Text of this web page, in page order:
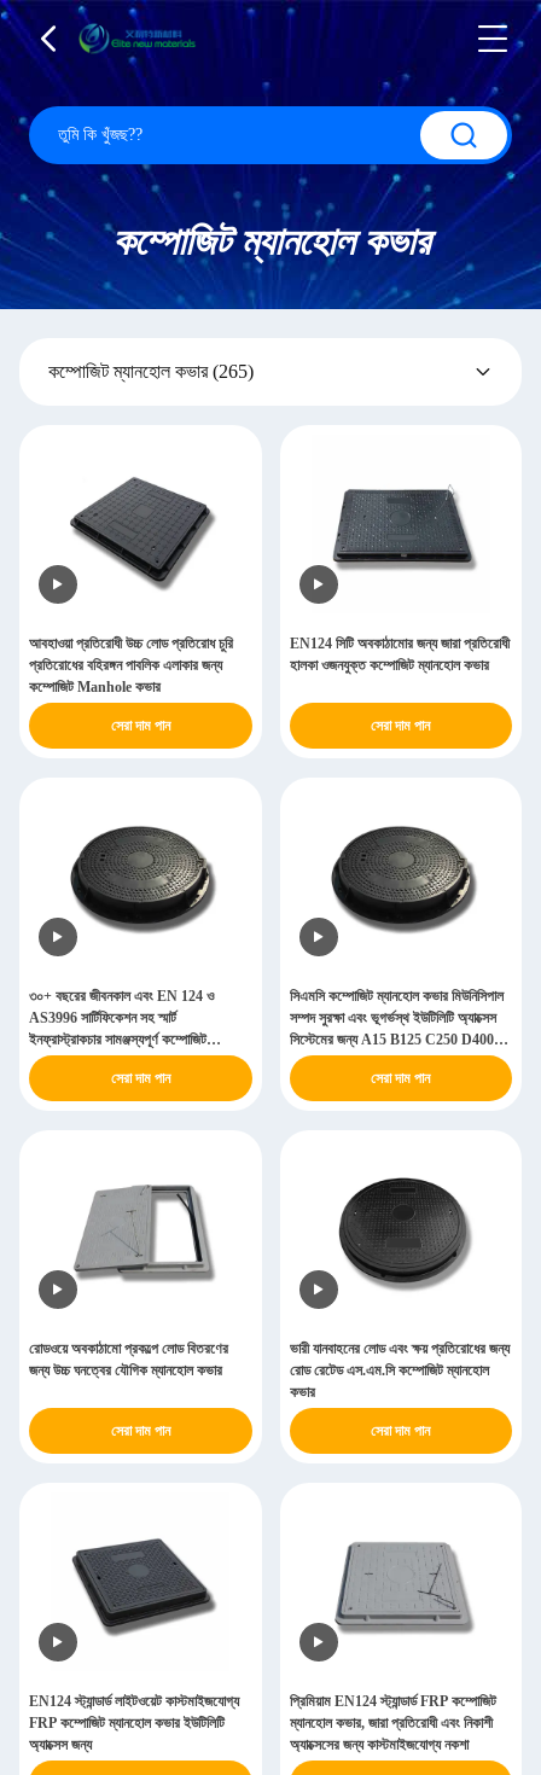
কম্পোজিট ম্যানহোল কভার
কম্পোজিট ম্যানহোল কভার(265)
আবহাওয়া প্রতিরোধী উচ্চ লোড প্রতিরোধ চুরি
প্রতিরোধের বহিরঙ্গন পাবলিক এলাকার জন্য
কম্পোজিট Manhole কভার
সেরা দাম পান
EN124 সিটি অবকাঠামোর জন্য জারা প্রতিরোধী
হালকা ওজনযুক্ত কম্পোজিট ম্যানহোল কভার
সেরা দাম পান
৩০+ বছরের জীবনকাল এবং EN 124 ও
AS3996 সার্টিফিকেশন সহ স্মার্ট
ইনফ্রাস্ট্রাকচার সামঞ্জস্যপূর্ণ কম্পোজিট
ম্যানহোল কভার
সেরা দাম পান
সিএমসি কম্পোজিট ম্যানহোল কভার মিউনিসিপাল
সম্পদ সুরক্ষা এবং ভূগর্ভস্থ ইউটিলিটি অ্যাক্সেস
সিস্টেমের জন্য A15 B125 C250 D400
লোড রেটিং সহ
সেরা দাম পান
রোডওয়ে অবকাঠামো প্রকল্পে লোড বিতরণের
জন্য উচ্চ ঘনত্বের যৌগিক ম্যানহোল কভার
সেরা দাম পান
ভারী যানবাহনের লোড এবং ক্ষয় প্রতিরোধের জন্য
রোড রেটেড এস.এম.সি কম্পোজিট ম্যানহোল
কভার
সেরা দাম পান
EN124 স্ট্যান্ডার্ড লাইটওয়েট কাস্টমাইজযোগ্য
FRP কম্পোজিট ম্যানহোল কভার ইউটিলিটি
অ্যাক্সেস জন্য
প্রিমিয়াম EN124 স্ট্যান্ডার্ড FRP কম্পোজিট
ম্যানহোল কভার, জারা প্রতিরোধী এবং নিকাশী
অ্যাক্সেসের জন্য কাস্টমাইজযোগ্য নকশা